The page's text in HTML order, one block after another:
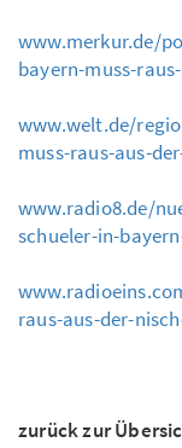
www.merkur.de/
bayern-muss-
www.welt.de/
muss-raus-aus-
www.radio8.de/
schueler-in-
raus-aus-der-
zurück zur